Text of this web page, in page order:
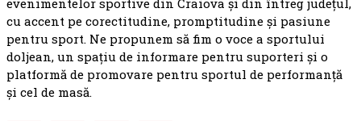
evenimentelor sportive din Craiova și din întreg județul,
cu accent pe corectitudine, promptitudine și pasiune
pentru sport. Ne propunem să fim o voce a sportului
doljean, un spațiu de informare pentru suporteri și o
platformă de promovare pentru sportul de performanță
și cel de masă.